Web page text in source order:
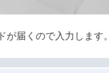
届くので入力します。